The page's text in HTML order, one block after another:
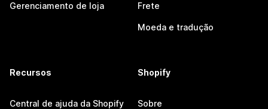
Gerenciamento de loja Frete
Moeda e tradução
Recursos
Central de ajuda da Shopify
Shopify
Sobre